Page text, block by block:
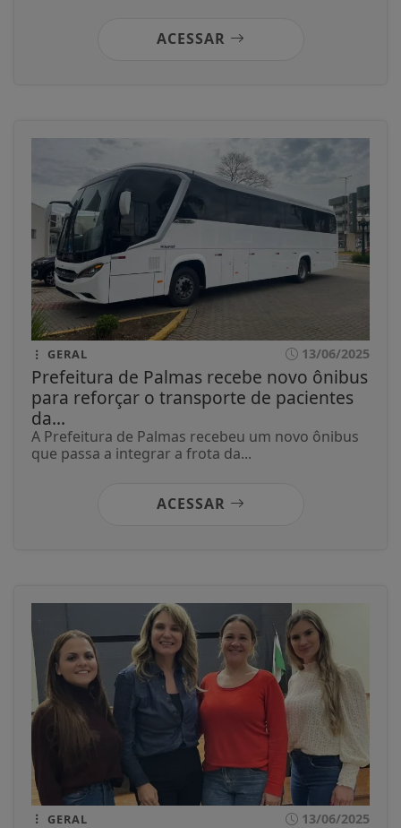
ACESSAR
GERAL 13/06/2025
Prefeitura de Palmas recebe novo ônibus
para reforçar o transporte de pacientes
da...
A Prefeitura de Palmas recebeu um novo ônibus
que passa a integrar a frota da...
ACESSAR
GERAL 13/06/2025